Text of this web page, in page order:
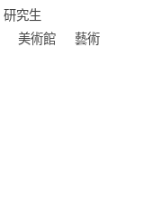
研究生
美術館
藝術